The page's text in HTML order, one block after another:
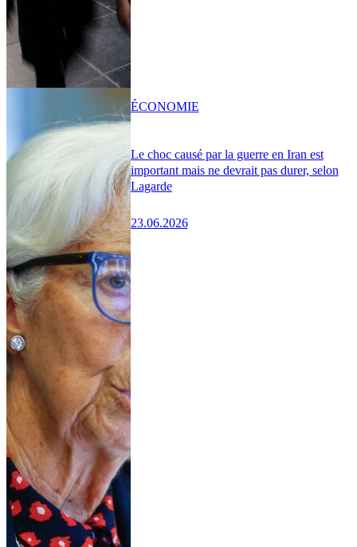
Le choc causé par la guerre en Iran est
important mais ne devrait pas durer, selon
Lagarde
23.06.2026
ÉCONOMIE